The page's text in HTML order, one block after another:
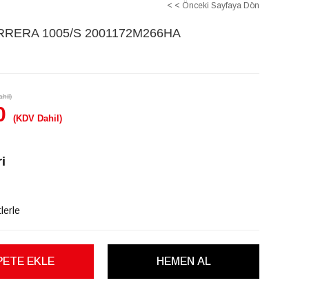
< < Önceki Sayfaya Dön
1005/S 2001172M266HA
(KDV Dahil)